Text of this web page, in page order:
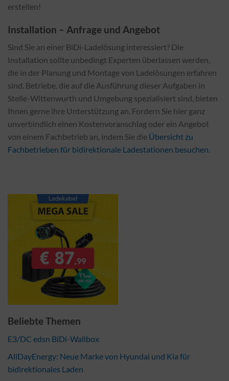
erstellen!
Installation – Anfrage und Angebot
Sind Sie an einer BiDi-Ladelösung interessiert? Die
Installation sollte unbedingt Experten überlassen werden,
die in der Planung und Montage von Ladelösungen erfahren
sind. Betriebe, die auf die Ausführung dieser Aufgaben in
Stelle-Wittenwurth und Umgebung spezialisiert sind, bieten
Ihnen gerne ihre Unterstützung an. Fordern Sie hier ganz
unverbindlich einen Kostenvoranschlag oder ein Angebot
von einem Fachbetrieb an, indem Sie die Übersicht zu
Fachbetrieben für bidirektionale Ladestationen besuchen.
Beliebte Themen
E3/DC edsn BiDi-Wallbox
AllDayEnergy: Neue Marke von Hyundai und Kia für
bidirektionales Laden